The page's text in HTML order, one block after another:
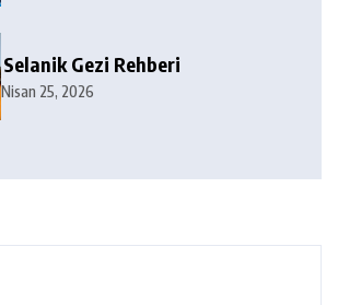
Selanik Gezi Rehberi
Nisan 25, 2026